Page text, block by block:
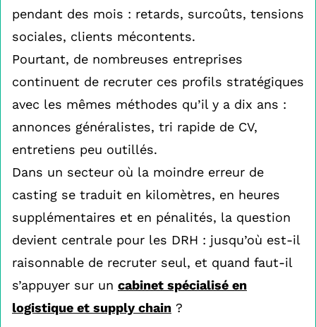
pendant des mois : retards, surcoûts, tensions
sociales, clients mécontents.
Pourtant, de nombreuses entreprises
continuent de recruter ces profils stratégiques
avec les mêmes méthodes qu’il y a dix ans :
annonces généralistes, tri rapide de CV,
entretiens peu outillés.
Dans un secteur où la moindre erreur de
casting se traduit en kilomètres, en heures
supplémentaires et en pénalités, la question
devient centrale pour les DRH : jusqu’où est-il
raisonnable de recruter seul, et quand faut-il
s’appuyer sur un cabinet spécialisé en
logistique et supply chain ?